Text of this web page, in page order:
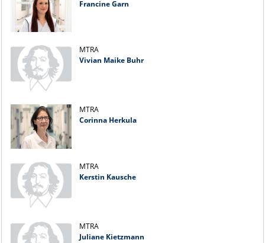
Francine Garn
MTRA
Vivian Maike Buhr
MTRA
Corinna Herkula
MTRA
Kerstin Kausche
MTRA
Juliane Kietzmann